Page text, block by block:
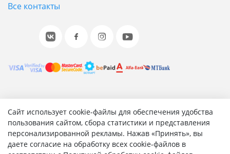
Сайт использует cookie-файлы для обеспечения удобства
пользования сайтом, сбора статистики и представления
персонализированной рекламы. Нажав «Принять», вы
даете согласие на обработку всех cookie-файлов в
Все контакты
© 2001-2026 «Битрикс», «1С-Битрикс». Работает на 1С-
Битрикс: Управление сайтом.
Согласие на обработку персональных данных
Отзыв согласия на обработку персональных данных